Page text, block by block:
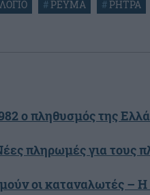
#ΡΕΥΜΑ #ΡΗΤΡΑ
ο πληθυσμός της
πληρωμές για τους
οι καταναλωτές